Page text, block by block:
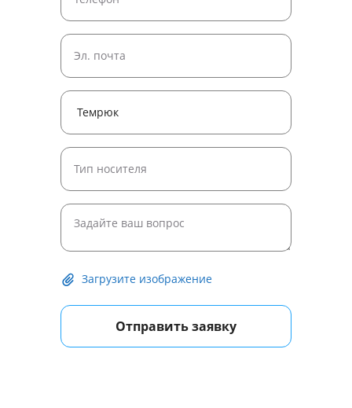
Загрузите изображение
Отправить заявку